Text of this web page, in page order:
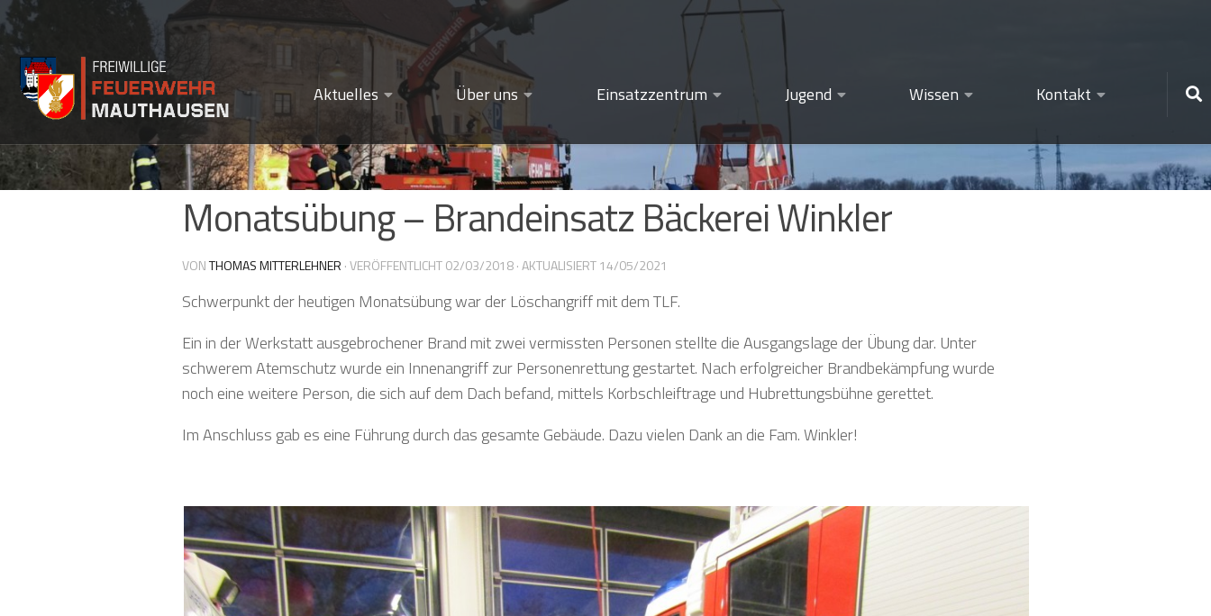
Zum Inhalt springen
Aktuelles Über uns Einsatzzentrum Jugend Wissen Kontakt
Monatsübung – Brandeinsatz Bäckerei Winkler
VONTHOMAS MITTERLEHNER · VERÖFFENTLICHT02/03/2018· AKTUALISIERT14/05/2021
Schwerpunkt der heutigen Monatsübung war der Löschangriff mit dem TLF.
Ein in der Werkstatt ausgebrochener Brand mit zwei vermissten Personen stellte die Ausgangslage der Übung dar. Unter
schwerem Atemschutz wurde ein Innenangriff zur Personenrettung gestartet. Nach erfolgreicher Brandbekämpfung wurde
noch eine weitere Person, die sich auf dem Dach befand, mittels Korbschleiftrage und Hubrettungsbühne gerettet.
Im Anschluss gab es eine Führung durch das gesamte Gebäude. Dazu vielen Dank an die Fam. Winkler!